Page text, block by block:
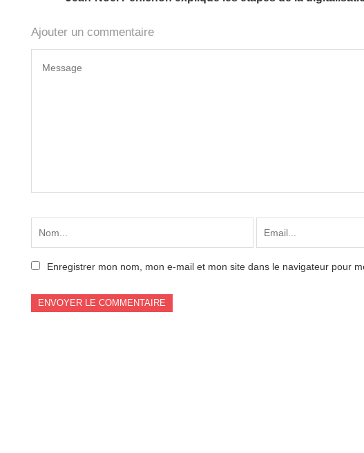
Ajouter un commentaire
Enregistrer mon nom, mon e-mail et mon site dans le navigateur pour